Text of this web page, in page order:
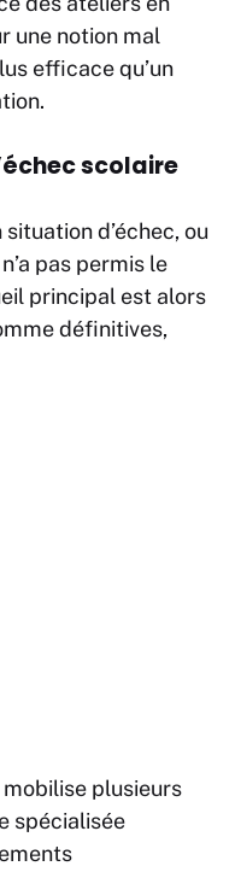
une notion mal
efficace qu’un
scolaire
situation d’échec, ou
pas permis le
principal est alors
définitives,
plusieurs
spécialisée